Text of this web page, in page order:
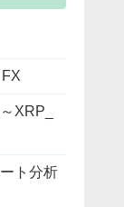
XRP_
ト分析